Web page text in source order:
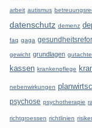
arbeit autismus
datenschutz demenz
faq gaga
gewicht grundlagen
kassen krankenpflege
nebenwirkungen
psychose psychotherapie
richtgroessen richtlinien